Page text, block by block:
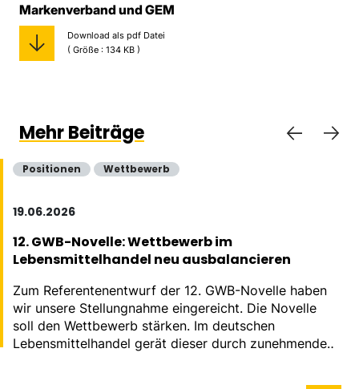
Markenverband und GEM
Download als pdf Datei
( Größe : 134 KB )
Mehr Beiträge
Positionen Wettbewerb
19.06.2026
12. GWB-Novelle: Wettbewerb im
Lebensmittelhandel neu ausbalancieren
Zum Referentenentwurf der 12. GWB-Novelle haben
wir unsere Stellungnahme eingereicht. Die Novelle
soll den Wettbewerb stärken. Im deutschen
Lebensmittelhandel gerät dieser durch zunehmende